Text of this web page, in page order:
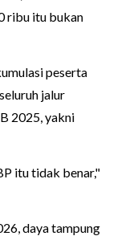
ribu itu bukan
peserta
jalur
2025, yakni
itu tidak benar,"
daya tampung